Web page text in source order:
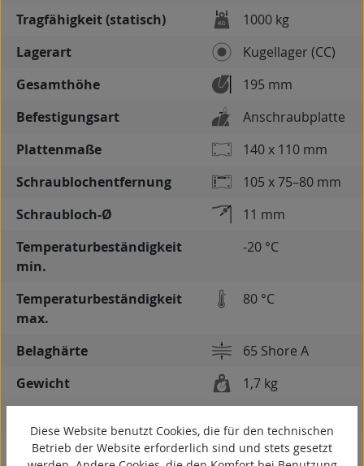
Tragfähigkeit (statisch)
1000 kg
Lagerart
Kugellager (CC)
Gesamthöhe
195 mm
Befestigungsart
Anschraubplatte
Plattenmaße
140 x 110 mm
Schraublochentfernung
105 x 75–80 mm
Schraubloch-Ø
11 mm
Temperaturbeständigkeit
min.
-20 °C
Temperaturbeständigkeit
max.
80 °C
Belaghärte
65 Shore A
Gewicht
1,7 kg
kontaktverfärbungsfrei
Diese Website benutzt Cookies, die für den technischen
Betrieb der Website erforderlich sind und stets gesetzt